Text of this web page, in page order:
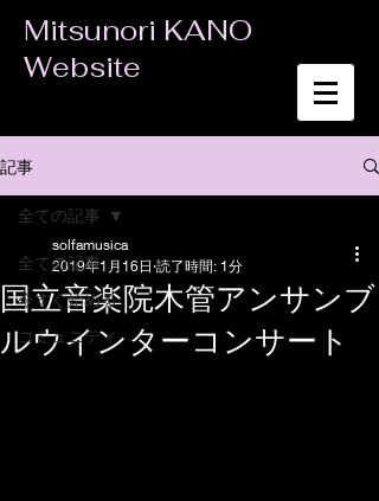
Mitsunori KANO
Website
記事
全ての記事
今すぐ始める
コミュニティ
全ての記事
国立音楽院木管アンサンブ
ルウインターコンサート
solfamusica
2019年1月16日 読了時間: 1分